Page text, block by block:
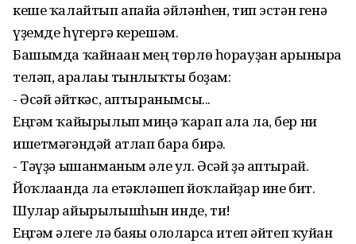
кеше ҡалайтып апайға әйләнһен, тип эстән генә
үҙемде һүгергә керешәм.
Башымда ҡайнаған мең төрлө һорауҙан арынырға
теләп, аралағы тынлыҡты боҙам:
- Әсәй әйткәс, аптыранымсы...
Еңгәм ҡайырылып миңә ҡарап ала ла, бер ни
ишетмәгәндәй атлап бара бирә.
- Тәүҙә ышанманым әле ул. Әсәй ҙә аптырай.
Йоҡлағанда ла етәкләшеп йоҡлайҙар ине бит.
Шулар айырылышһын инде, ти!
Еңгәм әлеге лә баяғы ололарса итеп әйтеп ҡуйған